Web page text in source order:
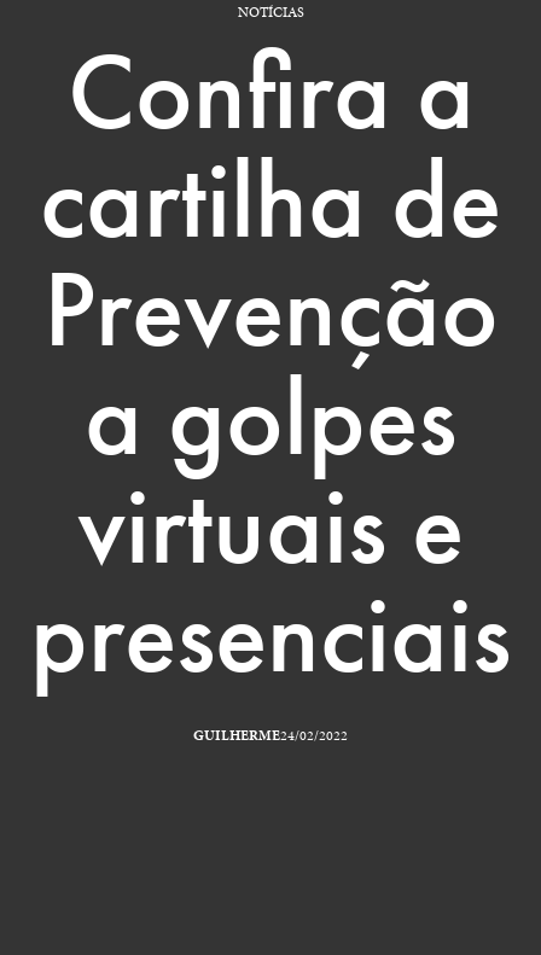
NOTÍCIAS
Confira a
cartilha de
Prevenção
a golpes
virtuais e
presenciais
GUILHERME24/02/2022